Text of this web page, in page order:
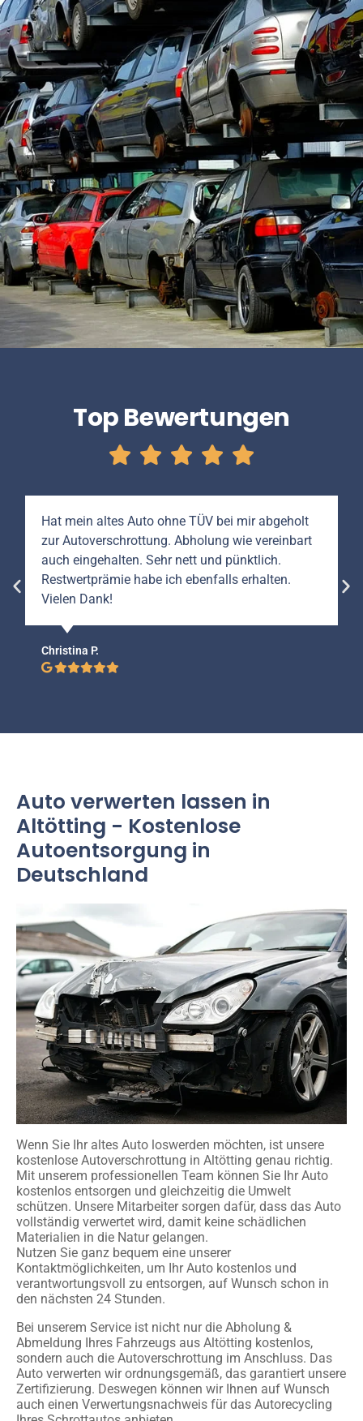
Top Bewertungen
Hat mein altes Auto ohne TÜV bei mir abgeholt
zur Autoverschrottung. Abholung wie vereinbart
auch eingehalten. Sehr nett und pünktlich.
Restwertprämie habe ich ebenfalls erhalten.
Vielen Dank!
Christina P.
Auto verwerten lassen in
Altötting - Kostenlose
Autoentsorgung in
Deutschland
Wenn Sie Ihr altes Auto loswerden möchten, ist unsere
kostenlose Autoverschrottung in Altötting genau richtig.
Mit unserem professionellen Team können Sie Ihr Auto
kostenlos entsorgen und gleichzeitig die Umwelt
schützen. Unsere Mitarbeiter sorgen dafür, dass das Auto
vollständig verwertet wird, damit keine schädlichen
Materialien in die Natur gelangen.
Nutzen Sie ganz bequem eine unserer
Kontaktmöglichkeiten, um Ihr Auto kostenlos und
verantwortungsvoll zu entsorgen, auf Wunsch schon in
den nächsten 24 Stunden.
Bei unserem Service ist nicht nur die Abholung &
Abmeldung Ihres Fahrzeugs aus Altötting kostenlos,
sondern auch die Autoverschrottung im Anschluss. Das
Auto verwerten wir ordnungsgemäß, das garantiert unsere
Zertifizierung. Deswegen können wir Ihnen auf Wunsch
auch einen Verwertungsnachweis für das Autorecycling